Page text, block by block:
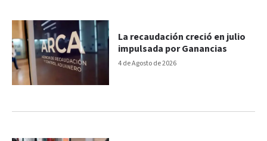
4 de Agosto de 2026
La recaudación creció en julio
impulsada por Ganancias